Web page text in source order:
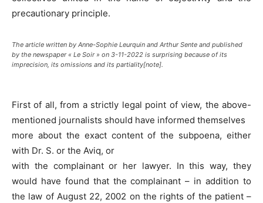
precautionary principle.
The article written by Anne-Sophie Leurquin and Arthur Sente and published
by the newspaper « Le Soir » on 3-11-2022 is surprising because of its
imprecision, its omissions and its partiality[note].
First of all, from a strictly legal point of view, the above-
mentioned journalists should have informed themselves
more about the exact content of the subpoena, either
with Dr. S. or the Aviq, or
with the complainant or her lawyer. In this way, they
would have found that the complainant – in addition to
the law of August 22, 2002 on the rights of the patient –